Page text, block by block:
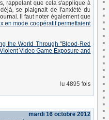
rappelant que cela s'applique à
se plaignait de l'anxiété du
Il faut noter également que
en mode coopératif permettaient
the World Through "Blood-Red
Video Game Exposure and
lu 4895 fois
mardi 16 octobre 2012